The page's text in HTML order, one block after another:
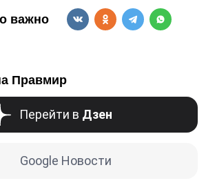
важно
Правмир
Перейти в Дзен
Google Новости